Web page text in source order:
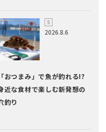
2026.8.6
「おつまみ」で魚が釣れる!?
近な食材で楽しむ新発想の
釣り